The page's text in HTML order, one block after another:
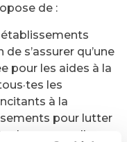
de :
s’assurer qu’une
pour les aides à la
les
à la
pour lutter
les passerelles